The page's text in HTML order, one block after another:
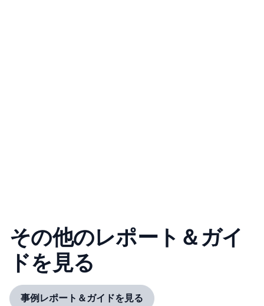
その他のレポート＆ガイ
ドを見る
事例レポート＆ガイドを見る